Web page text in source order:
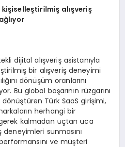
şiselleştirilmiş alışveriş
ğlıyor
dijital alışveriş asistanıyla
bir alışveriş deneyimi
dönüşüm oranlarını
Bu global başarının rüzgarını
Türk SaaS girişimi,
herhangi bir
kalmadan uçtan uca
deneyimleri sunmasını
ve müşteri